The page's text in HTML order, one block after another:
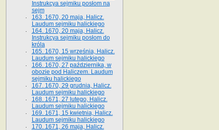
Instrukcya sejmiku posłom na
sejm
163. 1670, 20 maja, Halicz.
Laudum sejmiku halickiego
164. 1670, 20 maja, Halicz.
Instrukcya sejmiku posłom do
króla
165. 1670, 15 września, Halicz.
Laudum sejmiku halickiego
166. 1670, 27 października, w
obozie pod Haliczem. Laudum
sejmiku halickiego
167. 1670, 29 grudnia, Halicz.
Laudum sejmiku halickiego
168. 1671, 27 lutego, Halicz.
Laudum sejmiku halickiego
169. 1671, 15 kwietnia, Halicz.
Laudum sejmiku halickiego
170. 1671, 26 maja, Halicz.